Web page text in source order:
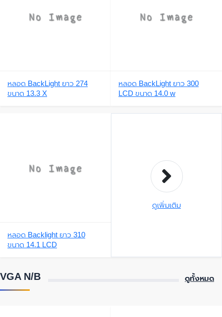
หลอด BackLight ยาว 274
ขนาด 13.3 X
หลอด BackLight ยาว 300
LCD ขนาด 14.0 w
หลอด Backlight ยาว 310
ขนาด 14.1 LCD
ดูเพิ่มเติม
VGA N/B ดูทั้งหมด